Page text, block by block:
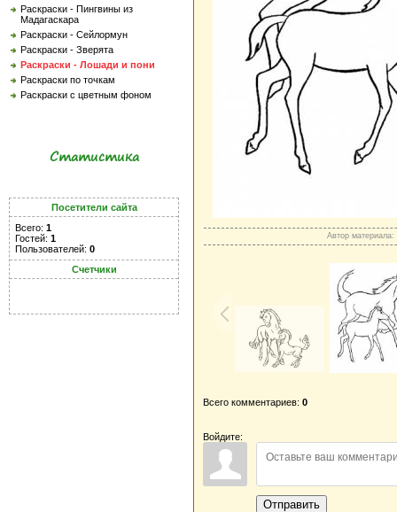
Раскраски - Пингвины из
Мадагаскара
Раскраски - Сейлормун
Раскраски - Зверята
Раскраски - Лошади и пони
Раскраски по точкам
Раскраски с цветным фоном
Статистика
Посетители сайта
Всего: 1
Гостей: 1
Пользователей: 0
Счетчики
Автор материала:
Всего комментариев: 0
Войдите:
Отправить